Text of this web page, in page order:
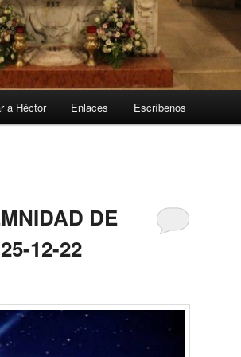
a Héctor Enlaces Escríbenos
DE
12-22